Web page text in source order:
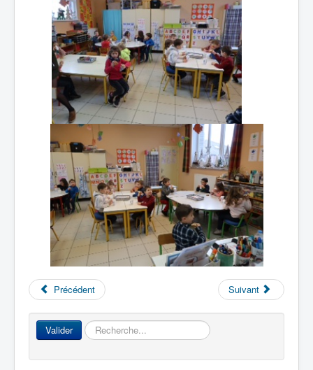
Précédent Suivant
Valider Rechercher